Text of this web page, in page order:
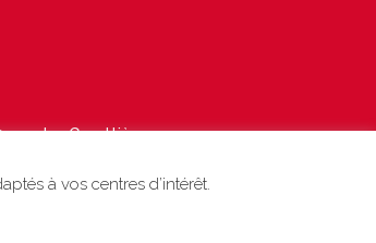
rue des Garottières
à vos centres d’intérêt.